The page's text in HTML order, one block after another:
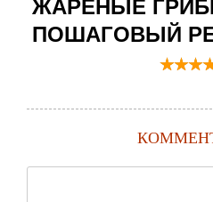
ЖАРЕНЫЕ
ПОШАГОВЫЙ